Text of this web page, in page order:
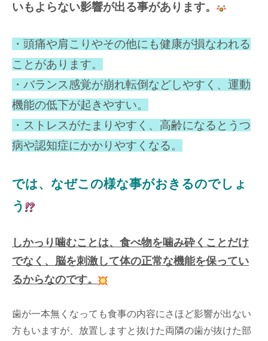
いもよらない影響が出る事があります。
・頭痛や肩こりやその他にも健康が損なわれる
ことがあります。
・バランス感覚が崩れ転倒などしやすく、運動
機能の低下が起きやすい。
・ストレスがたまりやすく、高齢になるとうつ
病や認知症にかかりやすくなる。
では、なぜこの様な事がおきるのでしょ
う
しかっり噛むことは、食べ物を噛み砕くことだけ
でなく、脳を刺激して体の正常な機能を保ってい
るからなのです。
歯が一本無くなっても食事の内容にさほど影響が出ない
方もいますが、放置しますと抜けた両隣の歯が抜けた部